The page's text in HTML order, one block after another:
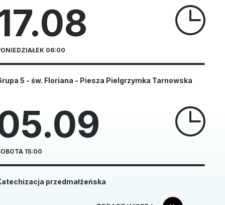
06:00
5 - św. Floriana - Piesza Pielgrzymka Tarnowska
15:00
przedmałżeńska